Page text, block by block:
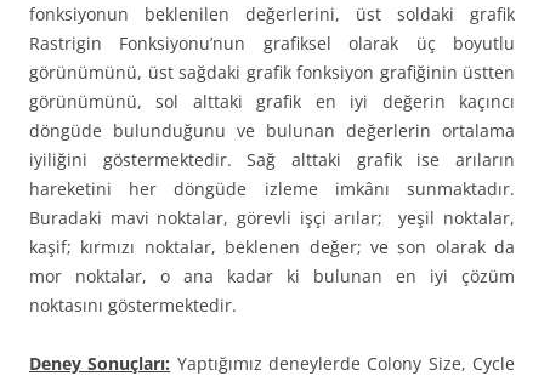
fonksiyonun beklenilen değerlerini, üst soldaki grafik
Rastrigin Fonksiyonu’nun grafiksel olarak üç boyutlu
görünümünü, üst sağdaki grafik fonksiyon grafiğinin üstten
görünümünü, sol alttaki grafik en iyi değerin kaçıncı
döngüde bulunduğunu ve bulunan değerlerin ortalama
iyiliğini göstermektedir. Sağ alttaki grafik ise arıların
hareketini her döngüde izleme imkânı sunmaktadır.
Buradaki mavi noktalar, görevli işçi arılar; yeşil noktalar,
kaşif; kırmızı noktalar, beklenen değer; ve son olarak da
mor noktalar, o ana kadar ki bulunan en iyi çözüm
noktasını göstermektedir.
Deney Sonuçları: Yaptığımız deneylerde Colony Size, Cycle